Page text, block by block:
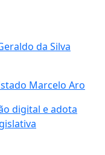
da Silva
Marcelo Aro
digital e adota